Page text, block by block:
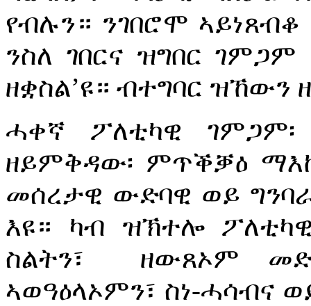
የብሉን። ንገበሮሞ ኣይነጸብቆ
ንስለ ገበርና ዝግበር
ዘቋስል’ዩ። ብተግባር
ሓቀኛ ፖለቲካዊ
ዘይምቅዳው፡ ምጥቕቓዕ
መሰረታዊ ውድባዊ ወይ
እዩ። ካብ ዝኽተሎ
ስልትን፣
ዘውጸኦም
ኣወዓዕላኦምን፣ ስነ-ሓሳብና